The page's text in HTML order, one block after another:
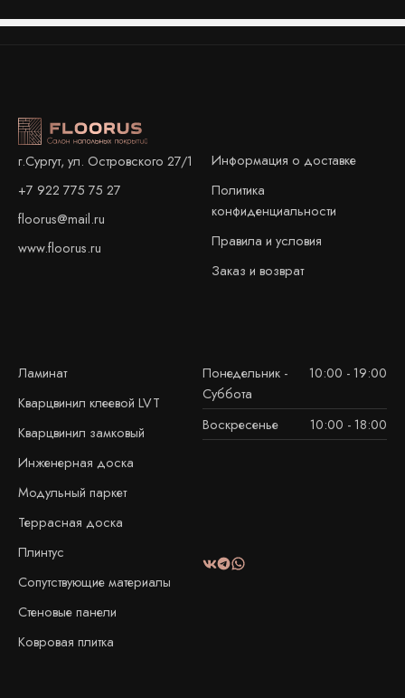
г.Сургут, ул. Островского 27/1
+7 922 775 75 27
floorus@mail.ru
www.floorus.ru
Информация о доставке
Политика
конфиденциальности
Правила и условия
Заказ и возврат
Ламинат
Кварцвинил клеевой LVT
Кварцвинил замковый
Инженерная доска
Модульный паркет
Террасная доска
Плинтус
Сопутствующие материалы
Стеновые панели
Ковровая плитка
Понедельник -
Суббота
10:00 - 19:00
Воскресенье 10:00 - 18:00